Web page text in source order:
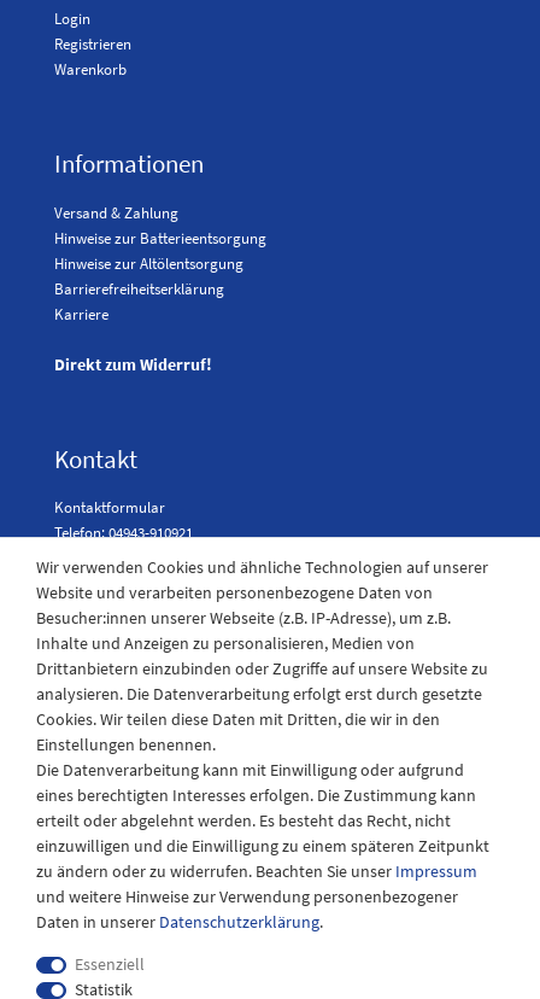
Login
Registrieren
Warenkorb
Informationen
Versand & Zahlung
Hinweise zur Batterieentsorgung
Hinweise zur Altölentsorgung
Barrierefreiheitserklärung
Karriere
Direkt zum Widerruf!
Kontakt
Kontaktformular
Telefon: 04943-910921
Laden Öffnungszeiten
Montag - Freitag
08:30 - 12:30 und 13.00 - 17.30 Uhr
Samstags
08:30 bis 12:30 Uhr
Wir verwenden Cookies und ähnliche Technologien auf unserer
Website und verarbeiten personenbezogene Daten von
Besucher:innen unserer Webseite (z.B. IP-Adresse), um z.B.
Inhalte und Anzeigen zu personalisieren, Medien von
Drittanbietern einzubinden oder Zugriffe auf unsere Website zu
analysieren. Die Datenverarbeitung erfolgt erst durch gesetzte
Cookies. Wir teilen diese Daten mit Dritten, die wir in den
Einstellungen benennen.
Die Datenverarbeitung kann mit Einwilligung oder aufgrund
eines berechtigten Interesses erfolgen. Die Zustimmung kann
erteilt oder abgelehnt werden. Es besteht das Recht, nicht
einzuwilligen und die Einwilligung zu einem späteren Zeitpunkt
zu ändern oder zu widerrufen. Beachten Sie unser Impressum
und weitere Hinweise zur Verwendung personenbezogener
Daten in unserer Daten­schutz­erklärung.
Essenziell
Statistik